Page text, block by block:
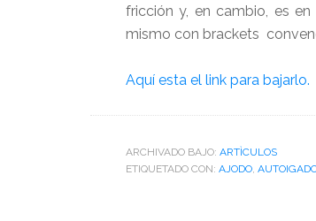
fricción y, en cambio, es
mismo con brackets
Aquí esta el link para bajarlo.
ARCHIVADO BAJO: ARTÌCULOS
ETIQUETADO CON: AJODO,